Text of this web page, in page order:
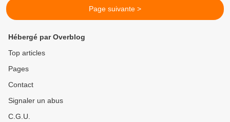
Page suivante >
Hébergé par Overblog
Top articles
Pages
Contact
Signaler un abus
C.G.U.